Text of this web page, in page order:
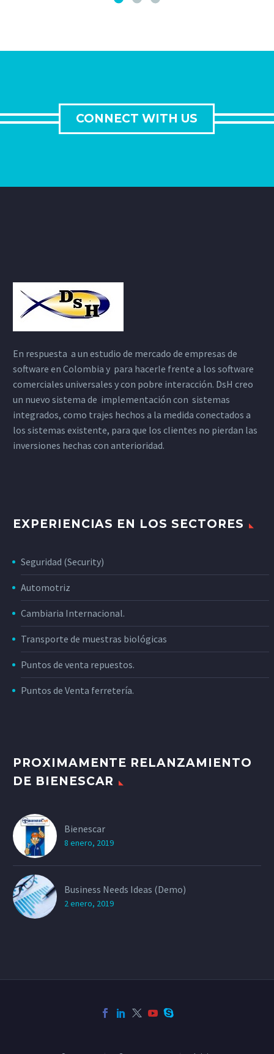
CONNECT WITH US
En respuesta a un estudio de mercado de empresas de
software en Colombia y para hacerle frente a los software
comerciales universales y con pobre interacción. DsH creo
un nuevo sistema de implementación con sistemas
integrados, como trajes hechos a la medida conectados a
los sistemas existente, para que los clientes no pierdan las
inversiones hechas con anterioridad.
EXPERIENCIAS EN LOS SECTORES
Seguridad (Security)
Automotriz
Cambiaria Internacional.
Transporte de muestras biológicas
Puntos de venta repuestos.
Puntos de Venta ferretería.
PROXIMAMENTE RELANZAMIENTO
DE BIENESCAR
Bienescar
8 enero, 2019
Business Needs Ideas (Demo)
2 enero, 2019